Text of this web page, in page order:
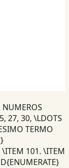
NUMEROS
27, 30, \LDOTS
TERMO
101. \ITEM